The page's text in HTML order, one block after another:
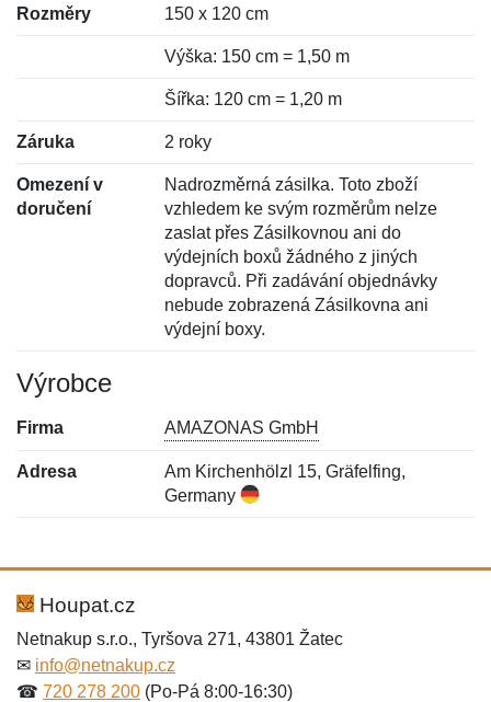
Rozměry 150 x 120 cm
Výška: 150 cm = 1,50 m
Šířka: 120 cm = 1,20 m
Záruka 2 roky
Omezení v
doručení
Nadrozměrná zásilka. Toto zboží
vzhledem ke svým rozměrům nelze
zaslat přes Zásilkovnou ani do
výdejních boxů žádného z jiných
dopravců. Při zadávání objednávky
nebude zobrazená Zásilkovna ani
výdejní boxy.
Výrobce
Firma AMAZONAS GmbH
Adresa
Am Kirchenhölzl 15, Gräfelfing,
Germany
Hodnocení:
Jméno: *
Jméno:
E-mail:*
Houpat.cz
Netnakup s.r.o., Tyršova 271, 43801 Žatec
✉ info@netnakup.cz
☎ 720 278 200 (Po-Pá 8:00-16:30)